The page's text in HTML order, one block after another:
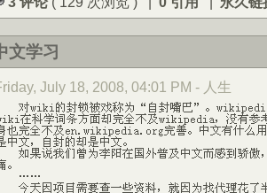
文学习
July 18, 2008, 04:01 PM - 人生